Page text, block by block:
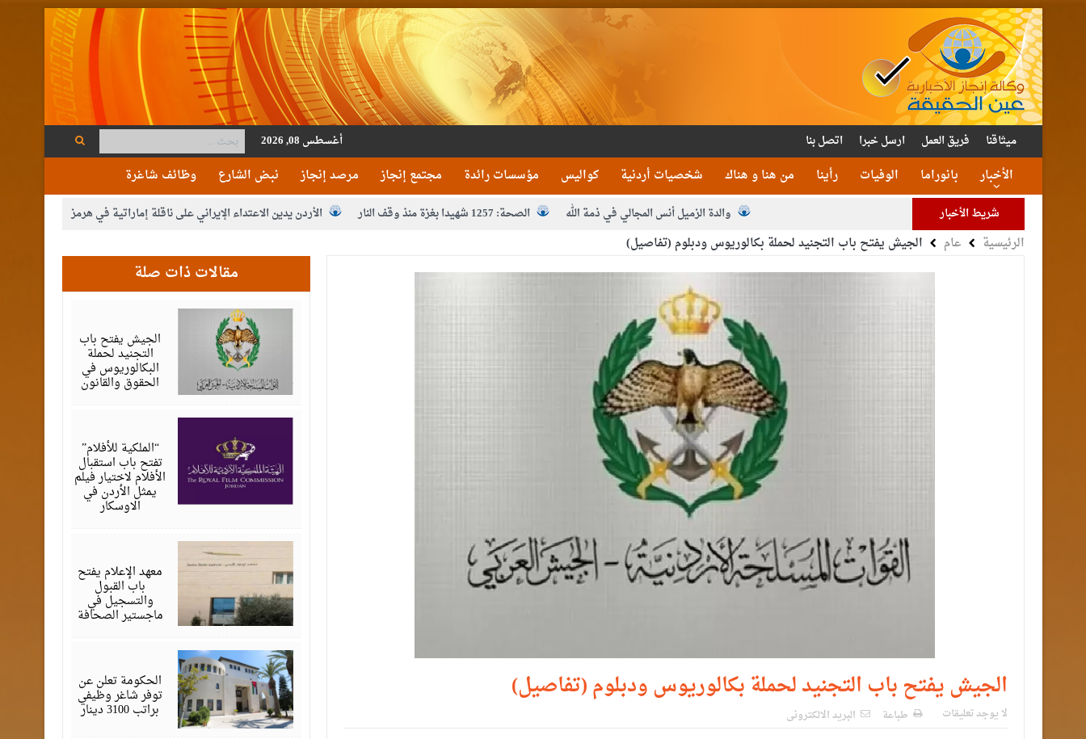
أغسطس 08, 2026 ميثاقنا فريق العمل ارسل خبرا اتصل بنا
الأخبار بانوراما الوفيات رأينا من هنا و هناك شخصيات أردنية كواليس مؤسسات رائدة مجتمع إنجاز مرصد إنجاز نبض الشارع وظائف شاغرة
شريط الأخبار الأردن يدين الاعتداء الإيراني على ناقلة إماراتية في هرمز الصحة: 1257 شهيدا بغزة منذ وقف النار
والدة الزميل أنس المجالي في ذمة الله
الرئيسية عام الجيش يفتح باب التجنيد لحملة بكالوريوس ودبلوم (تفاصيل)
الجيش يفتح باب التجنيد لحملة بكالوريوس ودبلوم (تفاصيل)
لا يوجد تعليقات طباعة البريد الالكترونى
مقالات ذات صلة
الجيش يفتح باب
التجنيد لحملة
البكالوريوس في
الحقوق والقانون
“الملكية للأفلام”
تفتح باب استقبال
الأفلام لاختيار فيلم
يمثل الأردن في
الاوسكار
معهد الإعلام يفتح
باب القبول
والتسجيل في
ماجستير الصحافة
الحكومة تعلن عن
توفر شاغر وظيفي
براتب 3100 دينار